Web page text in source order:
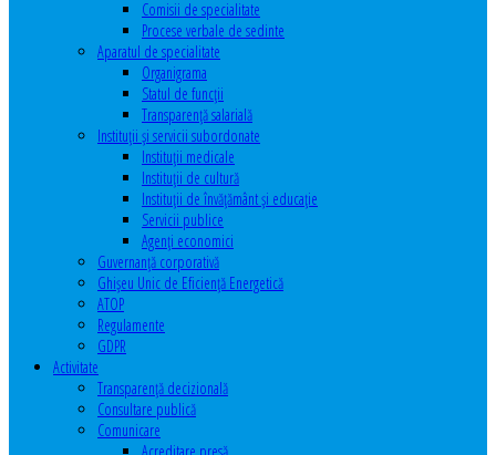
Comisii de specialitate
Procese verbale de sedinte
Aparatul de specialitate
Organigrama
Statul de funcții
Transparență salarială
Instituţii şi servicii subordonate
Instituţii medicale
Instituţii de cultură
Instituţii de învăţământ şi educaţie
Servicii publice
Agenţi economici
Guvernanță corporativă
Ghişeu Unic de Eficienţă Energetică
ATOP
Regulamente
GDPR
Activitate
Transparenţă decizională
Consultare publică
Comunicare